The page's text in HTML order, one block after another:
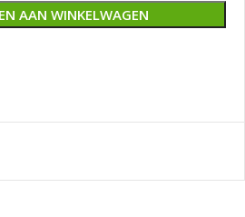
AAN WINKELWAGEN